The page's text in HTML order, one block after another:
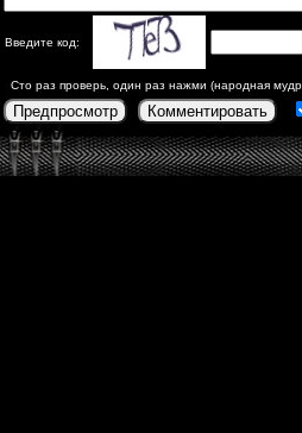
Введите код:
Сто раз проверь, один раз нажми (народная
Предпросмотр Комментировать